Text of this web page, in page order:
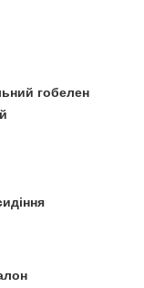
гобелен